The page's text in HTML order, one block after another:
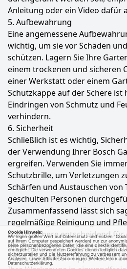
Anleitung oder ein Video dafür
5. Aufbewahrung
Eine angemessene
wichtig, um sie vor Schäden
schützen. Lagern Sie Ihre
einem trockenen und sicheren
einer Werkstatt oder einem
Schutzkappe auf der Schere ist
Eindringen von Schmutz und
verhindern.
6. Sicherheit
Schließlich ist es wichtig,
der Verwendung Ihrer Bosch
ergreifen. Verwenden Sie
Schutzbrille, um Verletzungen
Schärfen und Austauschen von
geschulten Personen
Zusammenfassend lässt sich
regelmäßige Reinigung und
Gartenschere entscheidend für
die Qualität der Arbeit ist.
oben genannten Tipps haben
Cookie Hinweis:
Wir legen großen Wert auf Datenschutz und nutzen
auf Ihrem Computer gespeichert werden) nur zur
keine personenbezogenen Daten, die eine direkte
ermöglicht. Die verwendeten Cookies dienen lediglich
sicherzustellen und die Nutzererfahrung zu verbessern
Analysen, sowie Affiliate-Zuordnungen. Weitere
Datenschutzerklärung